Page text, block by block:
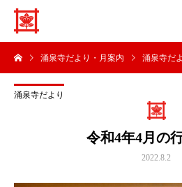
涌泉寺だより・月案内 涌泉寺だ
涌泉寺だより
令和4年4月の
2022.8.2